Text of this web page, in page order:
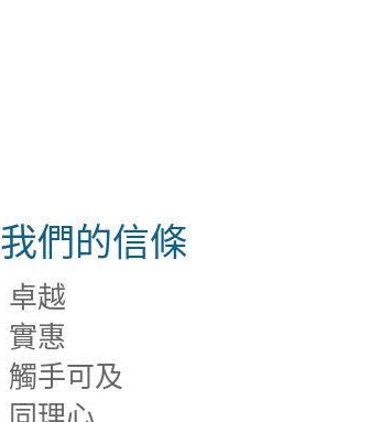
我們的信條
卓越
實惠
觸手可及